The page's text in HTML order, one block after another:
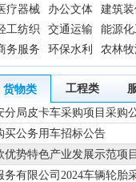
疗器械 办公文体
建筑
工纺织 交通运输
能源
务服务 环保水利
农林牧
货物类 工程类
分局皮卡车采购项目采购
买公务用车招标公告
优势特色产业发展示范项
争性谈判邀请公告
务有限公司2024车辆轮胎